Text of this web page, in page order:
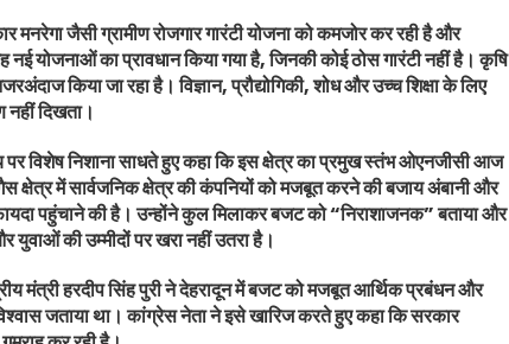
मनरेगा जैसी ग्रामीण रोजगार गारंटी योजना को कमजोर कर रही है और
का प्रावधान किया गया है, जिनकी कोई ठोस गारंटी नहीं है। कृषि
किया जा रहा है। विज्ञान, प्रौद्योगिकी, शोध और उच्च शिक्षा के लिए
नहीं दिखता।
पर विशेष निशाना साधते हुए कहा कि इस क्षेत्र का प्रमुख स्तंभ ओएनजीसी आज
में सार्वजनिक क्षेत्र की कंपनियों को मजबूत करने की बजाय अंबानी और
पहुंचाने की है। उन्होंने कुल मिलाकर बजट को “निराशाजनक” बताया और
की उम्मीदों पर खरा नहीं उतरा है।
मंत्री हरदीप सिंह पुरी ने देहरादून में बजट को मजबूत आर्थिक प्रबंधन और
जताया था। कांग्रेस नेता ने इसे खारिज करते हुए कहा कि सरकार